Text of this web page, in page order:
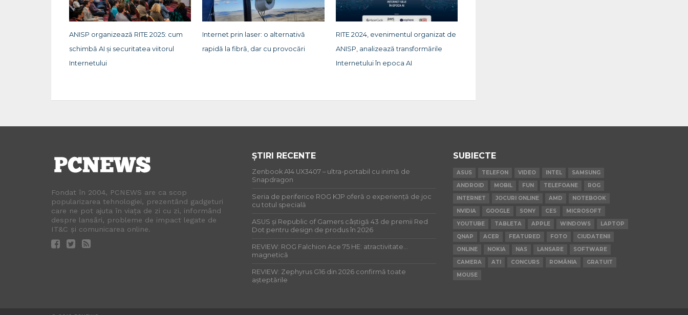
ANISP organizează RITE 2025: cum
schimbă AI și securitatea viitorul
Internetului
Internet prin laser: o alternativă
rapidă la fibră, dar cu provocări
RITE 2024, evenimentul organizat de
ANISP, analizează transformările
Internetului în epoca AI
Fondat în 2004, PCNEWS are ca scop
popularizarea tehnologiei, prezentând gadgeturi
care ne pot ajuta în viața de zi cu zi, informând
despre lansări, probleme de impact legate de
IT&C și comunicarea online.
ȘTIRI RECENTE
Zenbook A14 UX3407 – ultra-portabil cu inimă de
Snapdragon
Seria de periferice ROG KJP oferă o experiență de joc
cu totul specială
ASUS și Republic of Gamers câștigă 43 de premii Red
Dot pentru design de produs în 2026
REVIEW: ROG Falchion Ace 75 HE: atractivitate…
magnetică
REVIEW: Zephyrus G16 din 2026 confirmă toate
așteptările
SUBIECTE
ASUS TELEFON VIDEO INTEL
SAMSUNG
ANDROID
MOBIL FUN TELEFOANE
ROG
INTERNET
JOCURI ONLINE AMD
NOTEBOOK
NVIDIA
GOOGLE SONY CES
MICROSOFT
YOUTUBE
TABLETA APPLE WINDOWS
LAPTOP
QNAP
ACER FEATURED FOTO
CIUDATENII
ONLINE
NOKIA NAS LANSARE
SOFTWARE
CAMERA
ATI CONCURS ROMÂNIA
GRATUIT
MOUSE